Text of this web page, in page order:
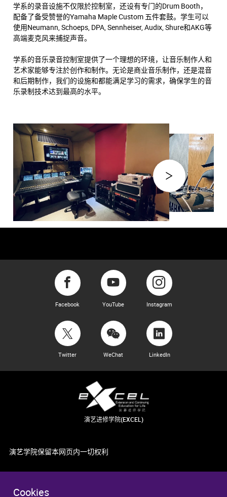
Cookies
学系的录音设施不仅限於控制室，还设有专门的Drum Booth，
配备了备受赞誉的Yamaha Maple Custom 五件套鼓。学生可以
使用Neumann, Schoeps, DPA, Sennheiser, Audix, Shure和AKG等
高端麦克风来捕捉声音。
学系的音乐录音控制室提供了一个理想的环境，让音乐制作人和
艺术家能够专注於创作和制作。无论是商业音乐制作，还是混音
和后期制作，我们的设施和都能满足学习的需求，确保学生的音
乐录制技术达到最高的水平。
Facebook YouTube Instagram
Twitter WeChat LinkedIn
演艺进修学院(EXCEL)
演艺学院保留本网页内一切权利